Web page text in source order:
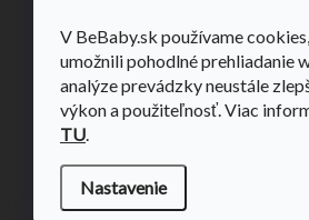
V BeBaby.sk používame
umožnili pohodlné prehliadanie
analýze prevádzky neustále
výkon a použiteľnosť. Viac
TU.
Nastavenie